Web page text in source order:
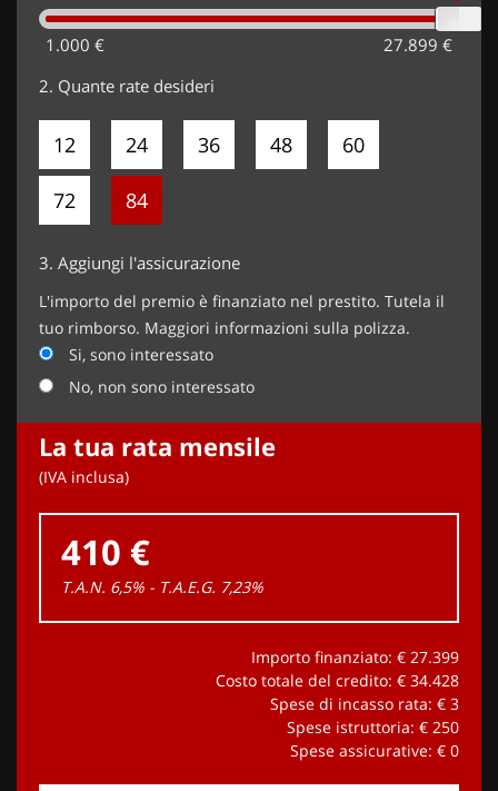
1.000 € 27.899 €
2. Quante rate desideri
12 24 36 48 60
72 84
3. Aggiungi l'assicurazione
L'importo del premio è finanziato nel prestito. Tutela il
tuo rimborso. Maggiori informazioni sulla polizza.
Si, sono interessato
No, non sono interessato
La tua rata mensile
(IVA inclusa)
410 €
T.A.N. 6,5% - T.A.E.G. 7,23%
Importo finanziato: € 27.399
Costo totale del credito: € 34.428
Spese di incasso rata: € 3
Spese istruttoria: € 250
Spese assicurative: € 0